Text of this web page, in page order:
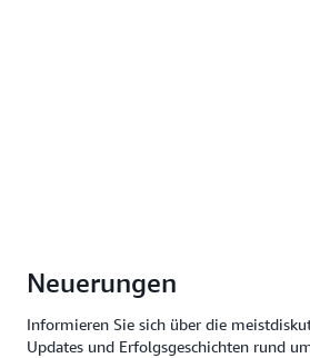
Neuerungen
Informieren Sie sich über die
Updates und Erfolgsgeschichten rund